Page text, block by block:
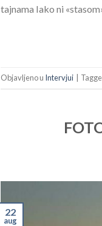
tajnama Iako ni
Objavljeno u Intervjui
22
aug